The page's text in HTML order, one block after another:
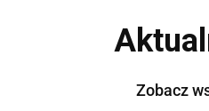
Zobacz